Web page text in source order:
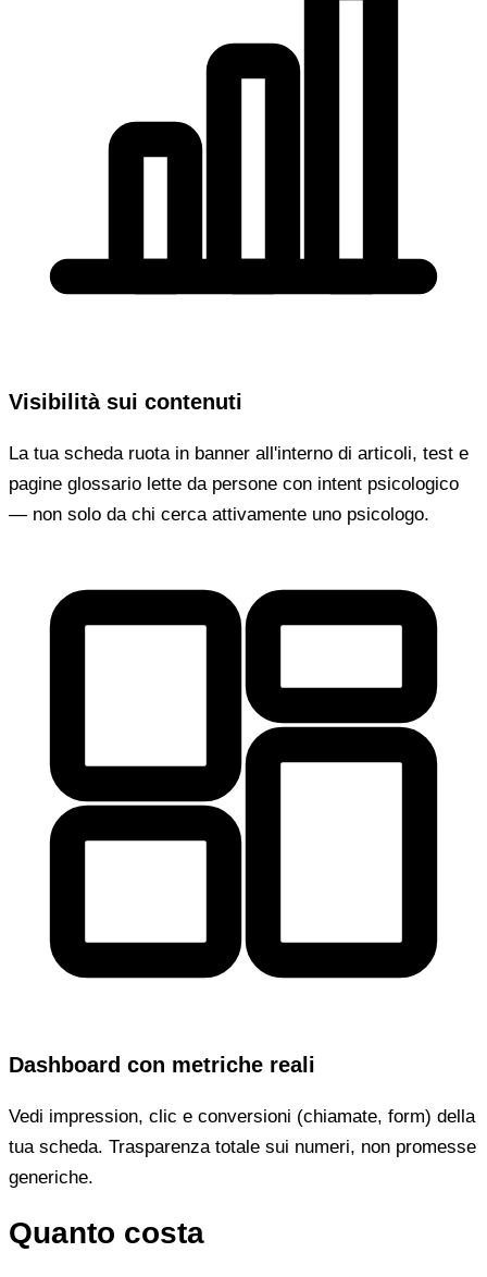
Visibilità sui contenuti
La tua scheda ruota in banner all'interno di articoli, test e
pagine glossario lette da persone con intent psicologico
— non solo da chi cerca attivamente uno psicologo.
Dashboard con metriche reali
Vedi impression, clic e conversioni (chiamate, form) della
tua scheda. Trasparenza totale sui numeri, non promesse
generiche.
Quanto costa